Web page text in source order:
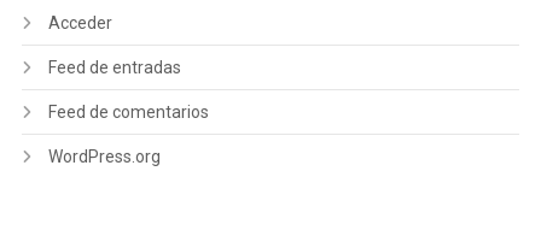
Acceder
Feed de entradas
Feed de comentarios
WordPress.org